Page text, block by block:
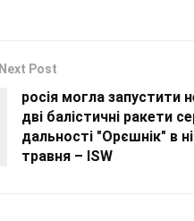
Next Post
росія могла запустити
дві балістичні ракети
дальності "Орєшнік" в
травня – ISW